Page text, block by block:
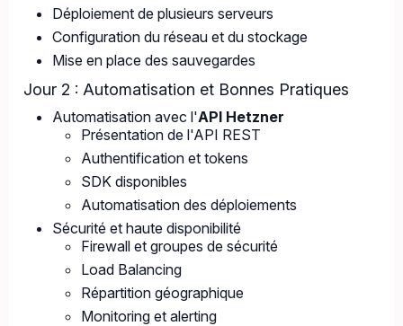
Déploiement de plusieurs serveurs
Configuration du réseau et du stockage
Mise en place des sauvegardes
Jour 2 : Automatisation et Bonnes Pratiques
Automatisation avec l'API Hetzner
Présentation de l'API REST
Authentification et tokens
SDK disponibles
Automatisation des déploiements
Sécurité et haute disponibilité
Firewall et groupes de sécurité
Load Balancing
Répartition géographique
Monitoring et alerting